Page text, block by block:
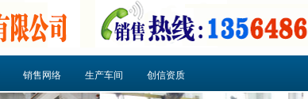
销售网络 生产车间 创信资质